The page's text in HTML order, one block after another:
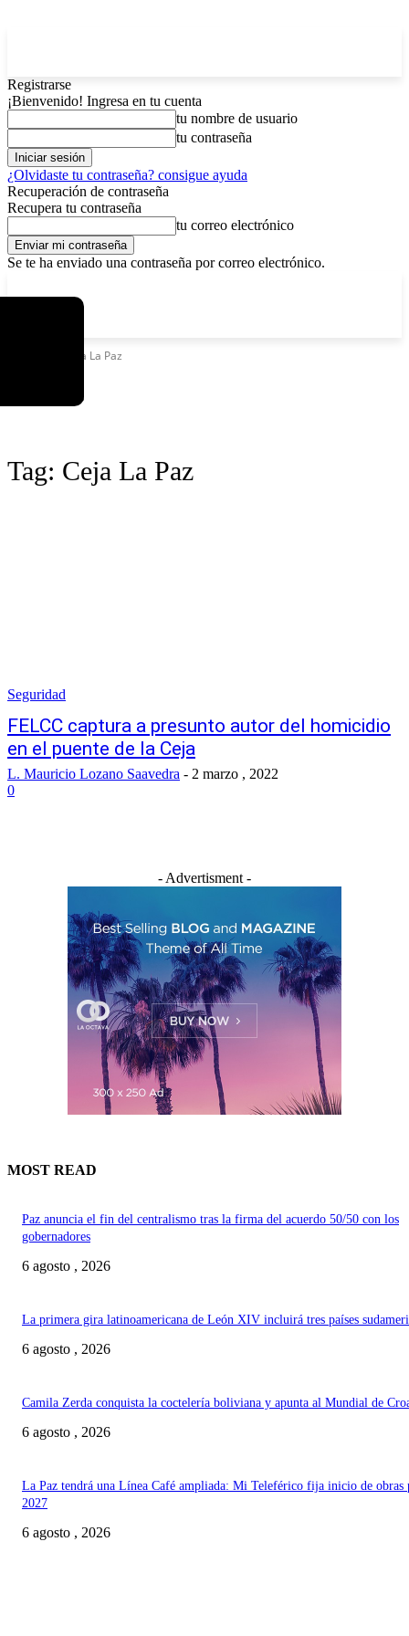
Registrarse
¡Bienvenido! Ingresa en tu cuenta
tu nombre de usuario
tu contraseña
¿Olvidaste tu contraseña? consigue ayuda
Recuperación de contraseña
Recupera tu contraseña
tu correo electrónico
Se te ha enviado una contraseña por correo electrónico.
Ceja La Paz
Tag: Ceja La Paz
Seguridad
FELCC captura a presunto autor del homicidio
en el puente de la Ceja
L. Mauricio Lozano Saavedra - 2 marzo , 2022
0
- Advertisment -
MOST READ
Paz anuncia el fin del centralismo tras la firma del acuerdo 50/50 con los
gobernadores
6 agosto , 2026
La primera gira latinoamericana de León XIV incluirá tres países
6 agosto , 2026
Camila Zerda conquista la coctelería boliviana y apunta al Mundial de
6 agosto , 2026
La Paz tendrá una Línea Café ampliada: Mi Teleférico fija inicio de obras
2027
6 agosto , 2026